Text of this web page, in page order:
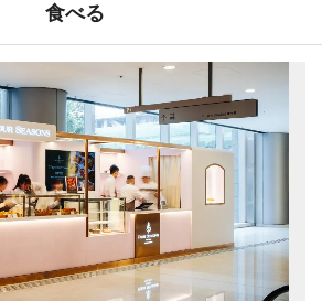
食べる